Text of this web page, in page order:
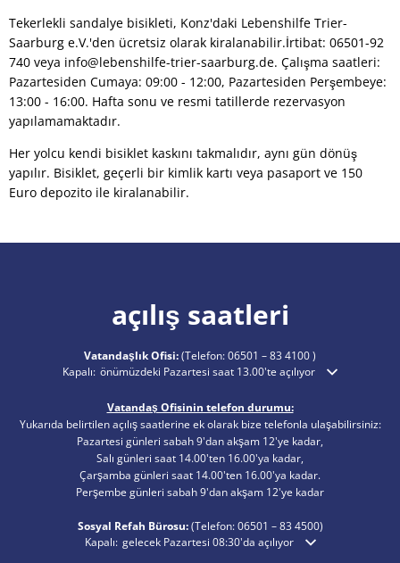
Tekerlekli sandalye bisikleti, Konz'daki Lebenshilfe Trier-
Saarburg e.V.'den ücretsiz olarak kiralanabilir.İrtibat: 06501-92
740 veya info@lebenshilfe-trier-saarburg.de. Çalışma saatleri:
Pazartesiden Cumaya: 09:00 - 12:00, Pazartesiden Perşembeye:
13:00 - 16:00. Hafta sonu ve resmi tatillerde rezervasyon
yapılamamaktadır.
Her yolcu kendi bisiklet kaskını takmalıdır, aynı gün dönüş
yapılır. Bisiklet, geçerli bir kimlik kartı veya pasaport ve 150
Euro depozito ile kiralanabilir.
açılış saatleri
Vatandaşlık Ofisi:(Telefon:06501 – 83 4100)
Ek açılış veya kapanış saatlerini gizlemek için tıklayın
Kapalı: önümüzdeki Pazartesi saat 13.00'te açılıyor
Vatandaş Ofisinin telefon durumu:
Yukarıda belirtilen açılış saatlerine ek olarak bize telefonla ulaşabilirsiniz:
Pazartesi günleri sabah 9'dan akşam 12'ye kadar,
Salı günleri saat 14.00'ten 16.00'ya kadar,
Çarşamba günleri saat 14.00'ten 16.00'ya kadar.
Perşembe günleri sabah 9'dan akşam 12'ye kadar
Sosyal Refah Bürosu:(Telefon:06501 – 834500)
Ek açılış veya kapanış saatlerini gizlemek için tıklayın
Kapalı: gelecek Pazartesi 08:30'da açılıyor